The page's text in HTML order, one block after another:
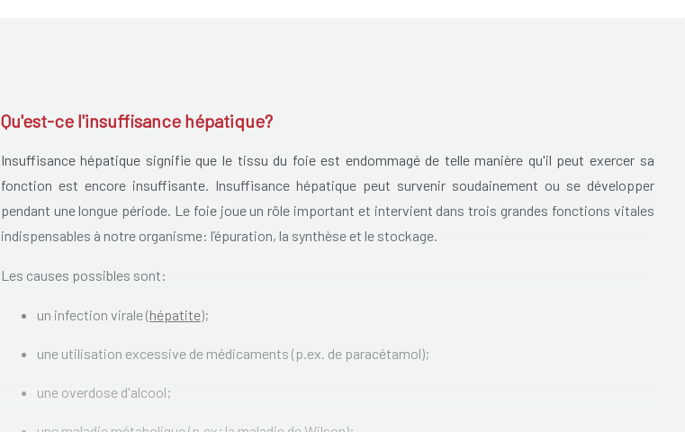
Qu'est-ce l'insuffisance hépatique?
Insuffisance hépatique signifie que le tissu du foie est endommagé de telle manière qu'il peut exercer sa
fonction est encore insuffisante. Insuffisance hépatique peut survenir soudainement ou se développer
pendant une longue période. Le foie joue un rôle important et intervient dans trois grandes fonctions vitales
indispensables à notre organisme: l’épuration, la synthèse et le stockage.
Les causes possibles sont:
un infection virale (hépatite);
une utilisation excessive de médicaments (p.ex. de paracétamol);
une overdose d'alcool;